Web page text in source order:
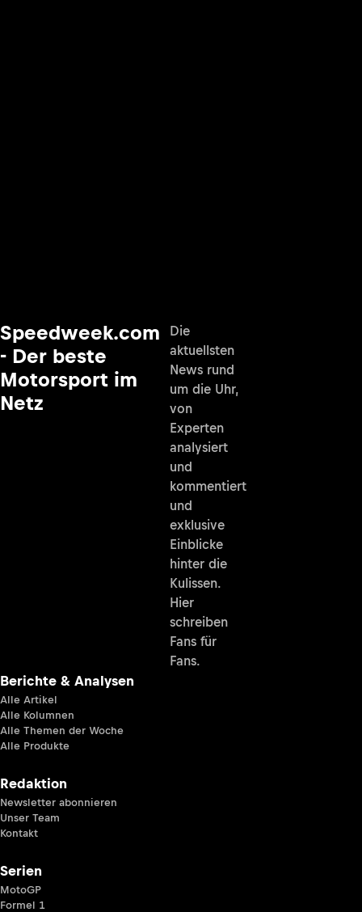
Speedweek.com
- Der beste
Motorsport im
Netz
Die
aktuellsten
News rund
um die Uhr,
von
Experten
analysiert
und
kommentiert
und
exklusive
Einblicke
hinter die
Kulissen.
Hier
schreiben
Fans für
Fans.
Berichte & Analysen
Alle Artikel
Alle Kolumnen
Alle Themen der Woche
Alle Produkte
Redaktion
Newsletter abonnieren
Unser Team
Kontakt
Serien
MotoGP
Formel 1